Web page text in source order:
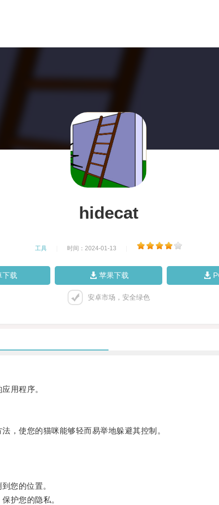
hidecat
工具 时间：2024-01-13
下载 苹果下载
安卓市场，安全绿色
用程序。
使您的猫咪能够轻而易举地躲避其控制。
您的位置。
护您的隐私。